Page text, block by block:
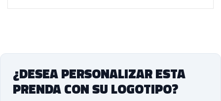
¿DESEA PERSONALIZAR ESTA
PRENDA CON SU LOGOTIPO?